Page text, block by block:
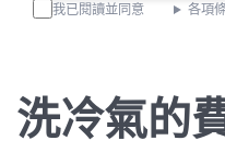
我已閱讀並同意 各項
洗冷氣的